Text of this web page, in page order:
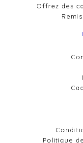
Offrez des
Politique